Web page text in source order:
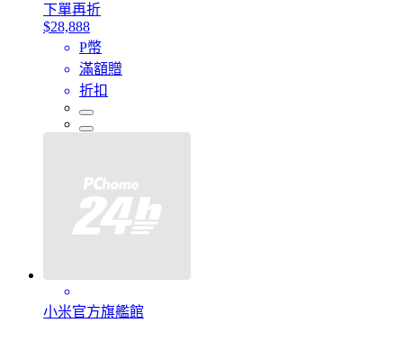
下單再折
$28,888
P幣
滿額贈
折扣
小米官方旗艦館